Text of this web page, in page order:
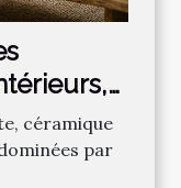
céramique
par